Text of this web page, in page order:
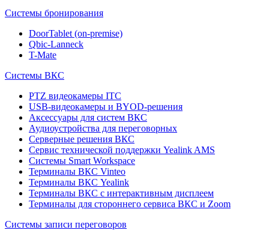
Системы бронирования
DoorTablet (on-premise)
Qbic-Lanneck
T-Mate
Системы ВКС
PTZ видеокамеры ITC
USB-видеокамеры и BYOD-решения
Аксессуары для систем ВКС
Аудиоустройства для переговорных
Серверные решения ВКС
Сервис технической поддержки Yealink AMS
Системы Smart Workspace
Терминалы ВКС Vinteo
Терминалы ВКС Yealink
Терминалы ВКС с интерактивным дисплеем
Терминалы для стороннего сервиса ВКС и Zoom
Системы записи переговоров